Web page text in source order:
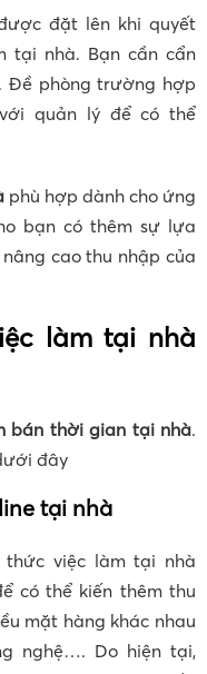
đặt lên khi quyết
tại nhà. Bạn cần cẩn
Đề phòng trường hợp
quản lý để có thể
phù hợp dành cho ứng
bạn có thêm sự lựa
cao thu nhập của
làm tại nhà
bán thời gian tại nhà.
đây
tại nhà
việc làm tại nhà
có thể kiến thêm thu
mặt hàng khác nhau
nghệ…. Do hiện tại,